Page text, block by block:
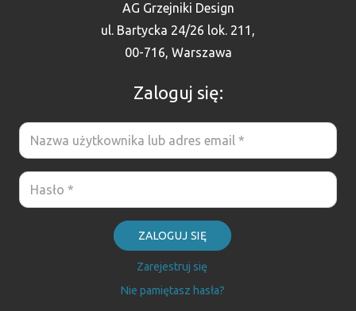
AG Grzejniki Design
ul. Bartycka 24/26 lok. 211,
00-716, Warszawa
Zaloguj się:
ZALOGUJ SIĘ
Zarejestruj się
Nie pamiętasz hasła?